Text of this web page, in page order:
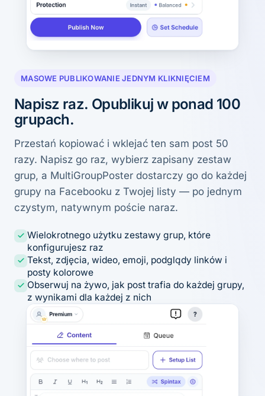
MASOWE PUBLIKOWANIE JEDNYM KLIKNIĘCIEM
Napisz raz. Opublikuj w ponad 100
grupach.
Przestań kopiować i wklejać ten sam post 50
razy. Napisz go raz, wybierz zapisany zestaw
grup, a MultiGroupPoster dostarczy go do każdej
grupy na Facebooku z Twojej listy — po jednym
czystym, natywnym poście naraz.
Wielokrotnego użytku zestawy grup, które
konfigurujesz raz
Tekst, zdjęcia, wideo, emoji, podglądy linków i
posty kolorowe
Obserwuj na żywo, jak post trafia do każdej grupy,
z wynikami dla każdej z nich